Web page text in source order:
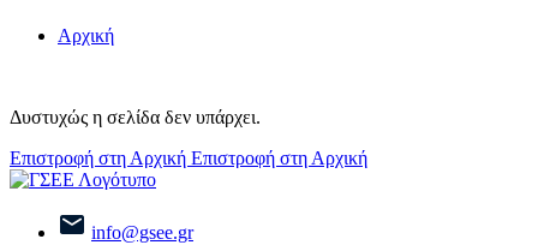
Αρχική
Δυστυχώς η σελίδα δεν υπάρχει.
Επιστροφή στη Αρχική Επιστροφή στη Αρχική
info@gsee.gr